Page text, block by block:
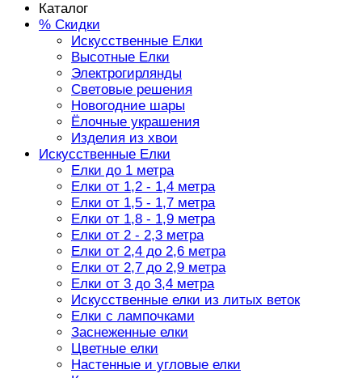
Каталог
% Скидки
Искусственные Елки
Высотные Елки
Электрогирлянды
Световые решения
Новогодние шары
Ёлочные украшения
Изделия из хвои
Искусственные Елки
Елки до 1 метра
Елки от 1,2 - 1,4 метра
Елки от 1,5 - 1,7 метра
Елки от 1,8 - 1,9 метра
Елки от 2 - 2,3 метра
Елки от 2,4 до 2,6 метра
Елки от 2,7 до 2,9 метра
Елки от 3 до 3,4 метра
Искусственные елки из литых веток
Елки с лампочками
Заснеженные елки
Цветные елки
Настенные и угловые елки